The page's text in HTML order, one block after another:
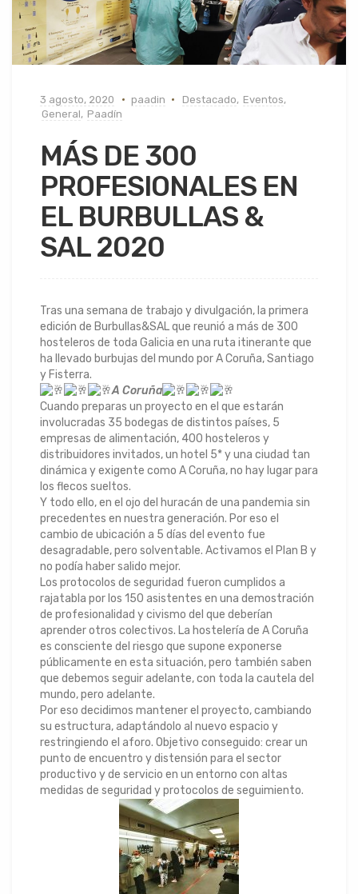
3 agosto, 2020 paadin Destacado, Eventos,
General, Paadín
MÁS DE 300
PROFESIONALES EN
EL BURBULLAS &
SAL 2020
Tras una semana de trabajo y divulgación, la primera
edición de Burbullas&SAL que reunió a más de 300
hosteleros de toda Galicia en una ruta itinerante que
ha llevado burbujas del mundo por A Coruña, Santiago
y Fisterra.
A Coruña
Cuando preparas un proyecto en el que estarán
involucradas 35 bodegas de distintos países, 5
empresas de alimentación, 400 hosteleros y
distribuidores invitados, un hotel 5* y una ciudad tan
dinámica y exigente como A Coruña, no hay lugar para
los flecos sueltos.
Y todo ello, en el ojo del huracán de una pandemia sin
precedentes en nuestra generación. Por eso el
cambio de ubicación a 5 días del evento fue
desagradable, pero solventable. Activamos el Plan B y
no podía haber salido mejor.
Los protocolos de seguridad fueron cumplidos a
rajatabla por los 150 asistentes en una demostración
de profesionalidad y civismo del que deberían
aprender otros colectivos. La hostelería de A Coruña
es consciente del riesgo que supone exponerse
públicamente en esta situación, pero también saben
que debemos seguir adelante, con toda la cautela del
mundo, pero adelante.
Por eso decidimos mantener el proyecto, cambiando
su estructura, adaptándolo al nuevo espacio y
restringiendo el aforo. Objetivo conseguido: crear un
punto de encuentro y distensión para el sector
productivo y de servicio en un entorno con altas
medidas de seguridad y protocolos de seguimiento.